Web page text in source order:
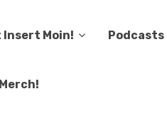
Insert Moin! Podcasts